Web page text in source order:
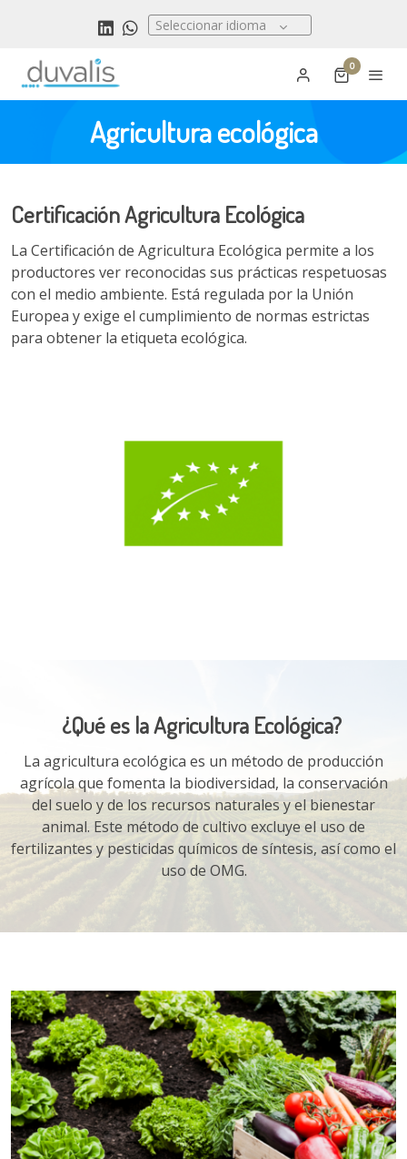
Seleccionar idioma
0
Agricultura ecológica
Certificación Agricultura Ecológica
La Certificación de Agricultura Ecológica permite a los
productores ver reconocidas sus prácticas respetuosas
con el medio ambiente. Está regulada por la Unión
Europea y exige el cumplimiento de normas estrictas
para obtener la etiqueta ecológica.
¿Qué es la Agricultura Ecológica?
La agricultura ecológica es un método de producción
agrícola que fomenta la biodiversidad, la conservación
del suelo y de los recursos naturales y el bienestar
animal. Este método de cultivo excluye el uso de
fertilizantes y pesticidas químicos de síntesis, así como el
uso de OMG.